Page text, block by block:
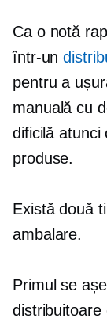
Ca o notă
într-un
pentru a
manuală cu
dificilă atunci
produse.
Există două
ambalare.
Primul se
distribuitoare